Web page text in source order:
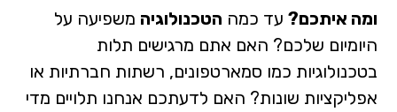
ומה איתכם? עד כמה הטכנולוגיה משפיעה על
היומיום שלכם? האם אתם מרגישים תלות
בטכנולוגיות כמו סמארטפונים, רשתות חברתיות או
אפליקציות שונות? האם לדעתכם אנחנו תלויים מדי